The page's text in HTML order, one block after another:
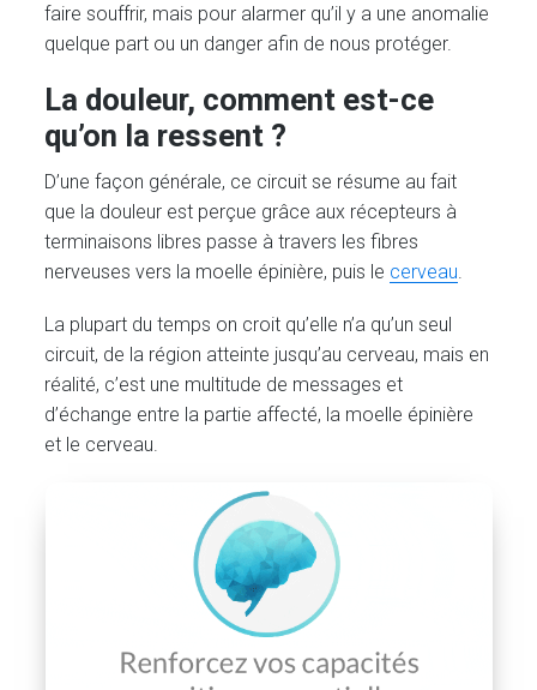
faire souffrir, mais pour alarmer qu’il y a une anomalie
quelque part ou un danger afin de nous protéger.
La douleur, comment est-ce
qu’on la ressent ?
D’une façon générale, ce circuit se résume au fait
que la douleur est perçue grâce aux récepteurs à
terminaisons libres passe à travers les fibres
nerveuses vers la moelle épinière, puis le cerveau.
La plupart du temps on croit qu’elle n’a qu’un seul
circuit, de la région atteinte jusqu’au cerveau, mais en
réalité, c’est une multitude de messages et
d’échange entre la partie affecté, la moelle épinière
et le cerveau.